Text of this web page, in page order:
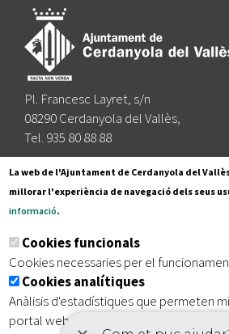
Pl. Francesc Layret, s/n
08290 Cerdanyola del Vallès,
Tel. 935 80 88 88
Segueix-nos a:
Subscriu-te al nostre butlletí
Inici | Avís legal | Protecció de
| Accessibilitat
La web de l'Ajuntament de Cerdanyola del
millorar l'experiència de navegació dels seus
informació.
Cookies funcionals
Cookies necessaries per el
Cookies analítiques
Anàlisis d'estadístiques que permeten
portal web